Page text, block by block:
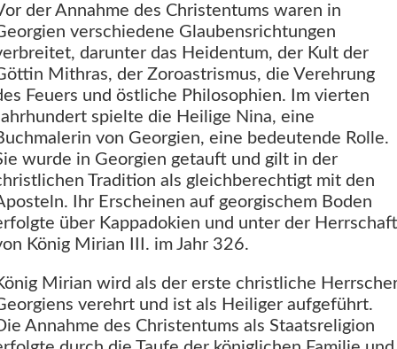
der Annahme des Christentums waren in
verschiedene Glaubensrichtungen
darunter das Heidentum, der Kult der
Mithras, der Zoroastrismus, die Verehrung
Feuers und östliche Philosophien. Im vierten
spielte die Heilige Nina, eine
von Georgien, eine bedeutende Rolle.
wurde in Georgien getauft und gilt in der
Tradition als gleichberechtigt mit den
Ihr Erscheinen auf georgischem Boden
über Kappadokien und unter der Herrschaft
König Mirian III. im Jahr 326.
Mirian wird als der erste christliche
verehrt und ist als Heiliger aufgeführt.
Annahme des Christentums als Staatsreligion